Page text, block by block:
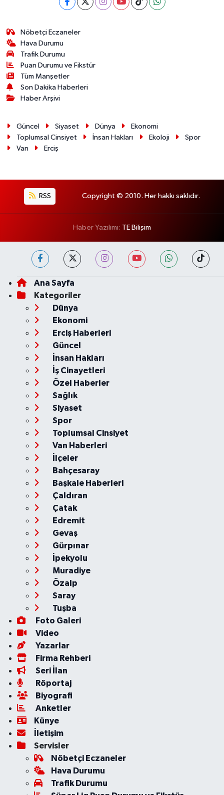
Nöbetçi Eczaneler
Hava Durumu
Trafik Durumu
Puan Durumu ve Fikstür
Tüm Manşetler
Son Dakika Haberleri
Haber Arşivi
Güncel Siyaset Dünya
Ekonomi
Toplumsal Cinsiyet
İnsan Hakları Ekoloji
Spor
Van
Erciş
RSS Copyright © 2010. Her hakkı saklıdır.
Haber Yazılımı: TE Bilişim
Ana Sayfa
Kategoriler
Dünya
Ekonomi
Erciş Haberleri
Güncel
İnsan Hakları
İş Cinayetleri
Özel Haberler
Sağlık
Siyaset
Spor
Toplumsal Cinsiyet
Van Haberleri
İlçeler
Bahçesaray
Başkale Haberleri
Çaldıran
Çatak
Edremit
Gevaş
Gürpınar
İpekyolu
Muradiye
Özalp
Saray
Tuşba
Foto Galeri
Video
Yazarlar
Firma Rehberi
Seri İlan
Röportaj
Biyografi
Anketler
Künye
İletişim
Servisler
Nöbetçi Eczaneler
Hava Durumu
Trafik Durumu